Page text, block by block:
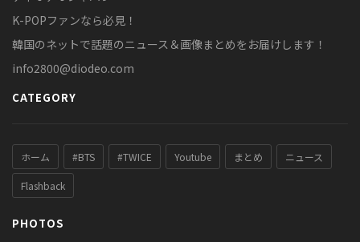
K-POPファンなら必見！
韓国のネットで話題のニュース＆画像まとめをお届けします！
info2800@diodeo.com
CATEGORY
ホーム #BTS #TWICE Youtube まとめ ニュース
Flashback
PHOTOS